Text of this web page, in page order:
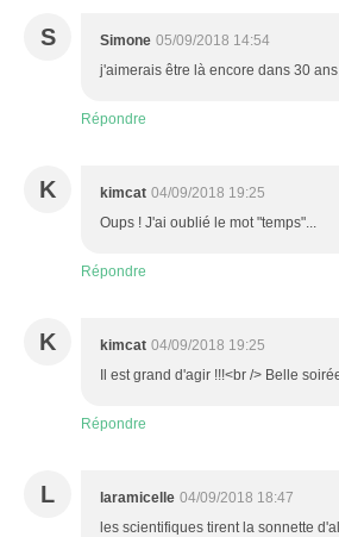
S Simone 05/09/2018 14:54
j'aimerais être là encore dans 30
Répondre
K kimcat 04/09/2018 19:25
Oups ! J'ai oublié le mot "temps"...
Répondre
K kimcat 04/09/2018 19:25
Il est grand d'agir !!!<br /> Belle
Répondre
L laramicelle 04/09/2018 18:47
les scientifiques tirent la sonnette